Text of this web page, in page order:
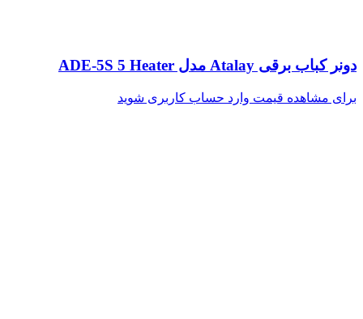
دونر کباب برقی Atalay مدل ADE-5S 5 Heater
برای مشاهده قیمت وارد حساب کاربری شوید